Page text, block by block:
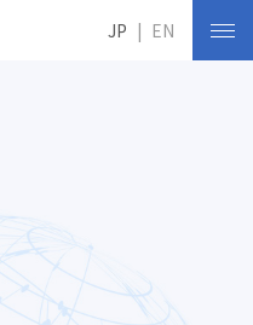
JP EN